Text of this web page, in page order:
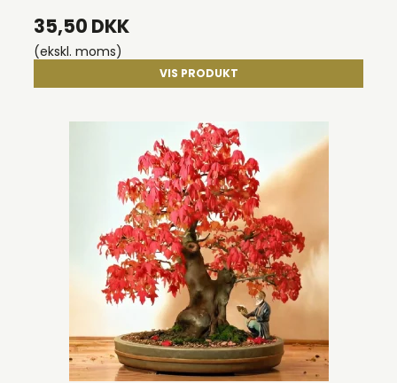
35,50 DKK
(ekskl. moms)
VIS PRODUKT